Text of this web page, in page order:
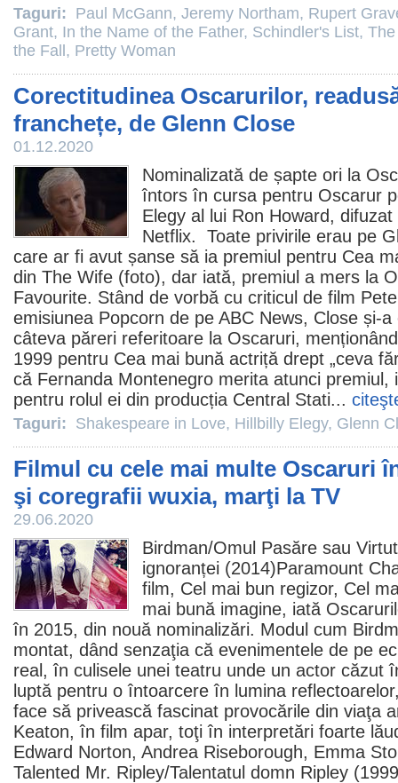
Taguri: Paul McGann, Jeremy Northam, Rupert
Grant, In the Name of the Father, Schindler's List,
the Fall , Pretty Woman
Corectitudinea Oscarurilor,
franchețe, de Glenn Close
01.12.2020
Nominalizată de șapte ori la
întors în cursa pentru Oscarur
Elegy al lui Ron Howard,
Netflix. Toate privirile erau pe
care ar fi avut șanse să ia premiul pentru Cea
din The Wife (foto), dar iată, premiul a mers la
Favourite. Stând de vorbă cu criticul de film
emisiunea Popcorn de pe ABC News, Close și-
câteva păreri referitoare la Oscaruri,
1999 pentru Cea mai bună actriță drept „ceva
că Fernanda Montenegro merita atunci premiul,
pentru rolul ei din producția Central Stati...
Taguri: Shakespeare in Love, Hillbilly Elegy, Glenn
Filmul cu cele mai multe Oscaruri
şi coregrafii wuxia, marţi la TV
29.06.2020
Birdman/Omul Pasăre sau
ignoranței (2014)Paramount
film, Cel mai bun regizor, Cel
mai bună imagine, iată
în 2015, din nouă nominalizări. Modul cum
montat, dând senzaţia că evenimentele de pe
real, în culisele unei teatru unde un actor căzut
luptă pentru o întoarcere în lumina
face să privească fascinat provocările din viaţa
Keaton, în film apar, toţi în interpretări foarte
Edward Norton, Andrea Riseborough, Emma
Talented Mr. Ripley/Talentatul domn Ripley